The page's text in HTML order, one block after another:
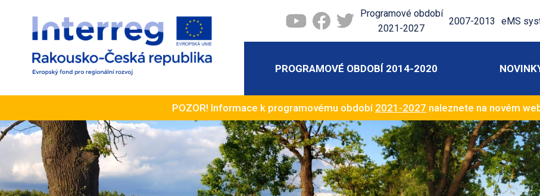
Programové období
2021-2027
2007-2013 eMS
PROGRAMOVÉ OBDOBÍ 2014-2020
POZOR! Informace k programovému období 2021-2027 naleznete na novém